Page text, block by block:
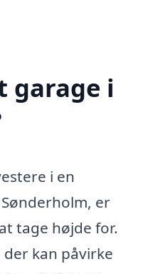
i
i en
er
tage højde for.
kan påvirke